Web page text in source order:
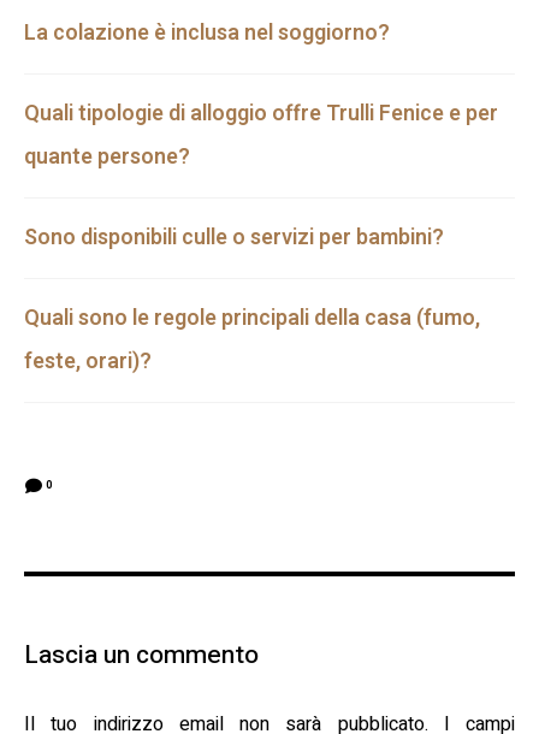
La colazione è inclusa nel soggiorno?
Quali tipologie di alloggio offre Trulli Fenice e per
quante persone?
Sono disponibili culle o servizi per bambini?
Quali sono le regole principali della casa (fumo,
feste, orari)?
0
Lascia un commento
Il tuo indirizzo email non sarà pubblicato. I campi